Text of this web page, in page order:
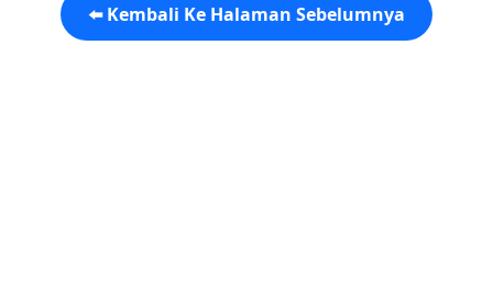
⬅️ Kembali Ke Halaman Sebelumnya